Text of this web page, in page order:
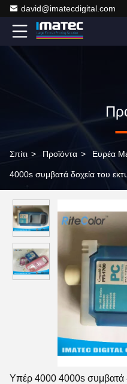
david@imatecdigital.com
Σπίτι > Προϊόντα > Ευρέα
4000s συμβατά δοχεία του
Υπέρ 4000 4000s συμβατά